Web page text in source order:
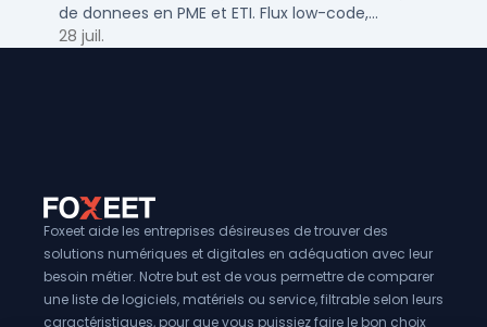
de donnees en PME et ETI. Flux low-code,
tableaux de bord temps reel et gouvernance
28 juil.
Foxeet aide les entreprises désireuses de trouver des
solutions numériques et digitales en adéquation avec leur
besoin métier. Notre but est de vous permettre de comparer
une liste de logiciels, matériels ou service, filtrable selon leurs
caractéristiques, pour que vous puissiez faire le bon choix